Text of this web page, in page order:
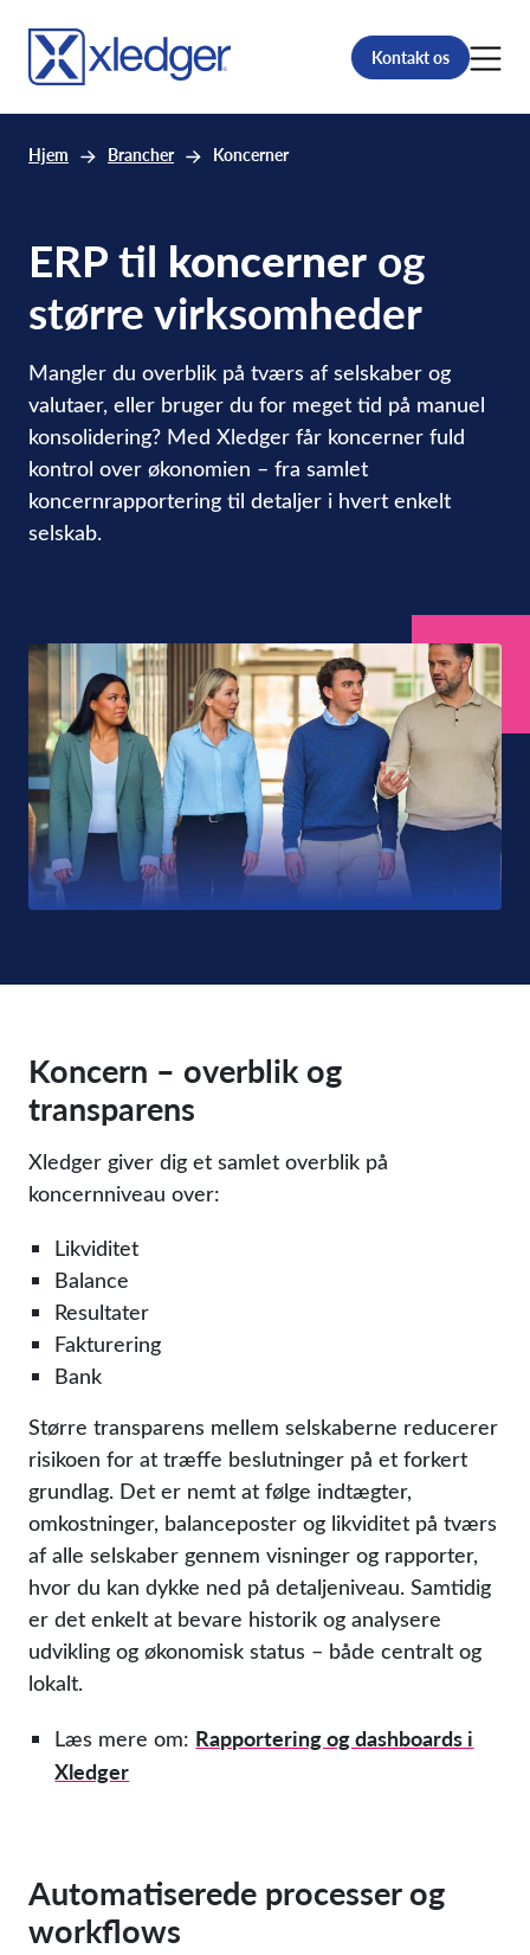
Kontakt os
Hjem Brancher Koncerner
ERP til koncernerog
større virksomheder
Mangler du overblik på tværs af selskaber og
valutaer, eller bruger du for meget tid på manuel
konsolidering? Med Xledger får koncerner fuld
kontrol over økonomien – fra samlet
koncernrapportering til detaljer i hvert enkelt
selskab.
Koncern – overblik og
transparens
Xledger giver dig et samlet overblik på
koncernniveau over:
Likviditet
Balance
Resultater
Fakturering
Bank
Større transparens mellem selskaberne reducerer
risikoen for at træffe beslutninger på et forkert
grundlag. Det er nemt at følge indtægter,
omkostninger, balanceposter og likviditet på tværs
af alle selskaber gennem visninger og rapporter,
hvor du kan dykke ned på detaljeniveau. Samtidig
er det enkelt at bevare historik og analysere
udvikling og økonomisk status – både centralt og
lokalt.
Læs mere om: Rapportering og dashboards i
Xledger
Automatiserede processer og
workflows